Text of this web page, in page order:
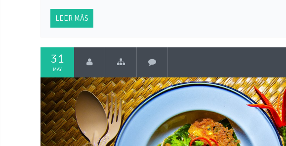
LEER MÁS
31
MAY